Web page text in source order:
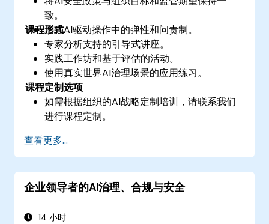
致。
增强AI驱动操作中的弹性和问责制。
课程形式
专家分析支持的引导式讲座。
实践工作坊和基于评估的活动。
使用真实世界AI治理场景的应用练习。
课程定制选项
如需根据组织的AI战略定制培训，请联系我们
进行课程定制。
查看更多...
企业领导者的AI治理、合规与安全
14 小时